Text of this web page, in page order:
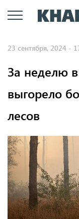
23 сентября, 2024 -
За неделю
выгорело
лесов